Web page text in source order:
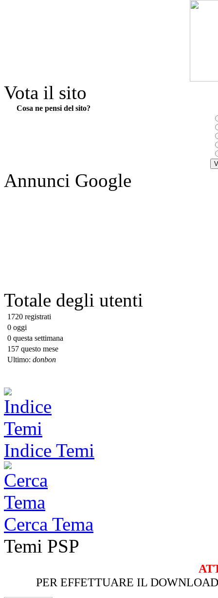
Vota il sito
Cosa ne pensi del sito?
Annunci Google
Totale degli utenti
1720 registrati
0 oggi
0 questa settimana
157 questo mese
Ultimo: donbon
Indice Temi
Cerca Tema
Temi PSP
PER EFFETTUARE IL